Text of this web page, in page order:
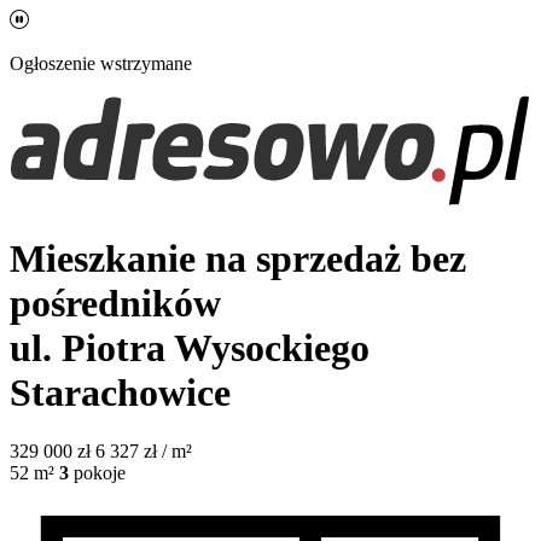
Ogłoszenie wstrzymane
Mieszkanie na sprzedaż bez
pośredników
ul. Piotra Wysockiego
Starachowice
329 000 zł 6 327 zł / m²
52 m² 3 pokoje